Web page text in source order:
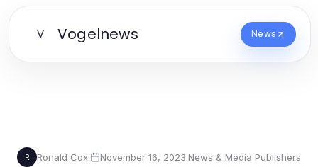
V Vogelnews News
R Ronald Cox· November 16, 2023·News & Media Publishers